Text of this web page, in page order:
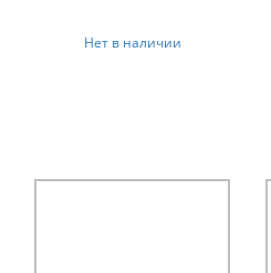
Нет в наличии